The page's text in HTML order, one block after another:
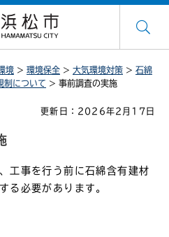
境 > 環境保全 > 大気環境対策 > 石綿
制について > 事前調査の実施
更新日：2026年2月17日
工事を行う前に石綿含有建材
る必要があります。